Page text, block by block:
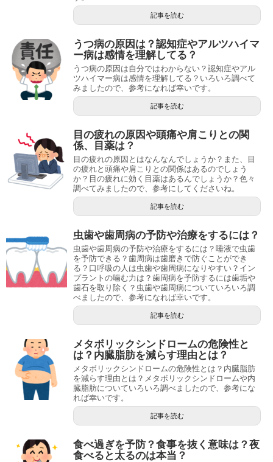
記事を読む
うつ病の原因は？認知症やアルツハイマ
ー病は感情を理解してる？
うつ病の原因は自分ではわからない？認知症やアル
ツハイマー病は感情を理解してる？いろいろ調べて
みましたので、参考になれば幸いです。
記事を読む
目の疲れの原因や頭痛や肩こりとの関
係、目薬は？
目の疲れの原因とはなんなんでしょうか？また、目
の疲れと頭痛や肩こりとの関係はあるのでしょう
か？目の疲れに効く目薬はあるんでしょうか？色々
調べてみましたので、参考にしてくださいね。
記事を読む
虫歯や歯周病の予防や治療をするには？
虫歯や歯周病の予防や治療をするには？唾液で虫歯
を予防できる？歯周病は歯磨きで防ぐことができ
る？口呼吸の人は虫歯や歯周病になりやすい？イン
プラントの噛む力は？歯周病を予防するには歯垢や
歯石を取り除く？虫歯や歯周病についていろいろ調
べましたので、参考になれば幸いです。
記事を読む
メタボリックシンドロームの危険性と
は？内臓脂肪を減らす理由とは？
メタボリックシンドロームの危険性とは？内臓脂肪
を減らす理由とは？メタボリックシンドロームや内
臓脂肪についていろいろ調べましたので、参考にな
れば幸いです。
記事を読む
食べ過ぎを予防？食事を抜く意味は？夜
食べると太るのは本当？